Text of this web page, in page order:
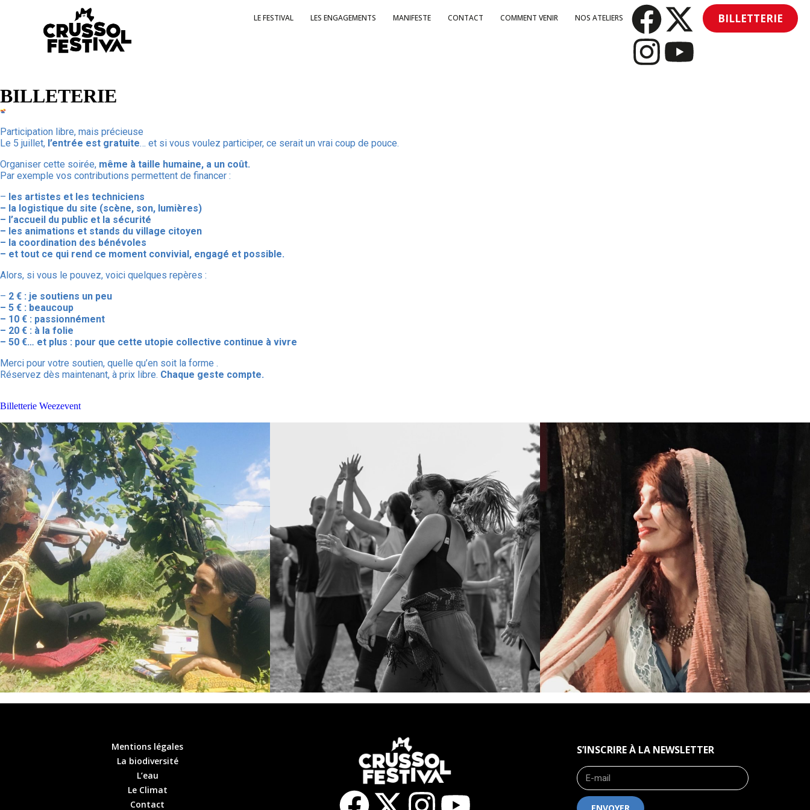
LE FESTIVAL LES ENGAGEMENTS MANIFESTE CONTACT COMMENT VENIR NOS ATELIERS BILLETTERIE
BILLETERIE
Participation libre, mais précieuse
Le 5 juillet, l’entrée est gratuite… et si vous voulez participer, ce serait un vrai coup de pouce.
Organiser cette soirée, même à taille humaine, a un coût.
Par exemple vos contributions permettent de financer :
– les artistes et les techniciens
– la logistique du site (scène, son, lumières)
– l’accueil du public et la sécurité
– les animations et stands du village citoyen
– la coordination des bénévoles
– et tout ce qui rend ce moment convivial, engagé et possible.
Alors, si vous le pouvez, voici quelques repères :
– 2 € : je soutiens un peu
– 5 € : beaucoup
– 10 € : passionnément
– 20 € : à la folie
– 50 €… et plus : pour que cette utopie collective continue à vivre
Merci pour votre soutien, quelle qu’en soit la forme .
Réservez dès maintenant, à prix libre. Chaque geste compte.
Billetterie Weezevent
Mentions légales
La biodiversité
L’eau
Le Climat
Contact
S’INSCRIRE À LA NEWSLETTER